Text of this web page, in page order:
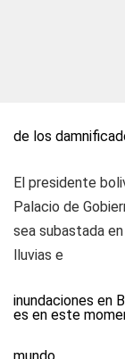
de los
El presidente
Palacio de
sea subastada
lluvias e
inundaciones en
es en este